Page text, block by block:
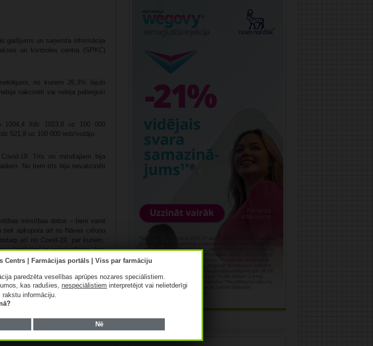
gadījums un saņemta informācija
un kontroles centra (SPKC)
no kuriem 26,3% bijuši
vakcinēti vai nebija pabeiguši
1004,4 līdz 1023,8 uz 100 000
521,8 uz 100 000 iedzīvotāju.
19. Trīs no mirušajiem bija
No tiem trīs bija nevakcinēti
mirstības datos – tiem varot
tiek apkopota arī no Nāves cēloņu
arī no Covid-19, par kuriem,
slimnīcām un pansionātiem, kas
reģistrēts, ka Covid-19 ir bijis
875 821 gadījumā.
9787 cilvēki.
Reklāma
paredzēta veselības aprūpes nozares speciālistiem.
kas radušies,nespeciālistiem interpretējot vai nelietderīgi
informāciju.
Nē